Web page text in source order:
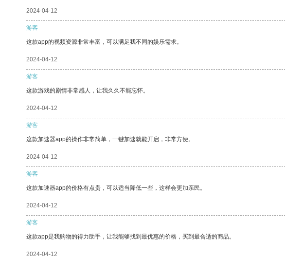
2024-04-12
游客
这款app的视频资源非常丰富，可以满足我不同的娱乐需求。
2024-04-12
游客
这款游戏的剧情非常感人，让我久久不能忘怀。
2024-04-12
游客
这款加速器app的操作非常简单，一键加速就能开启，非常方便。
2024-04-12
游客
这款加速器app的价格有点贵，可以适当降低一些，这样会更加亲民。
2024-04-12
游客
这款app是我购物的得力助手，让我能够找到最优惠的价格，买到最合适的商品。
2024-04-12